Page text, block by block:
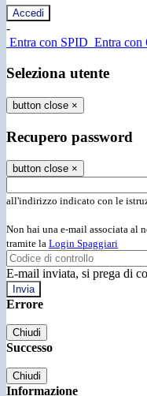
-
Entra con SPID Entra con
Seleziona utente
button close ×
Recupero password
button close ×
all'indirizzo indicato con le
Non hai una e-mail associata al
tramite la Login Spaggiari
E-mail inviata, si prega di
Errore
Chiudi
Successo
Chiudi
Informazione